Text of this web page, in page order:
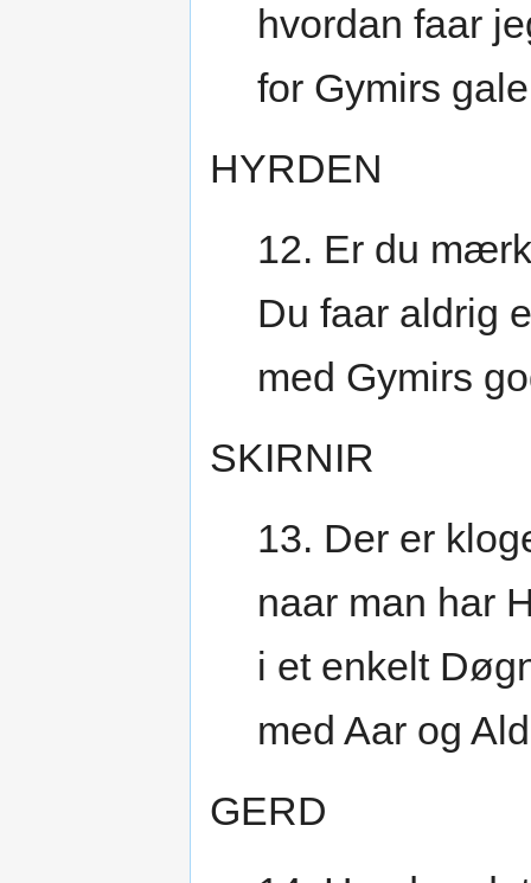
hvordan faar
for Gymirs
HYRDEN
12. Er du
Du faar aldrig
med Gymirs
SKIRNIR
13. Der er
naar man har
i et enkelt
med Aar og
GERD